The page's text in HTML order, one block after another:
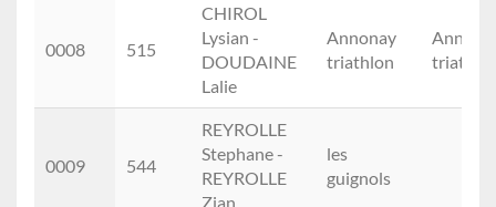
0008 515
CHIROL
Lysian -
DOUDAINE
Lalie
Annonay
triathlon
0009 544
REYROLLE
Stephane -
REYROLLE
Zian
les
guignols